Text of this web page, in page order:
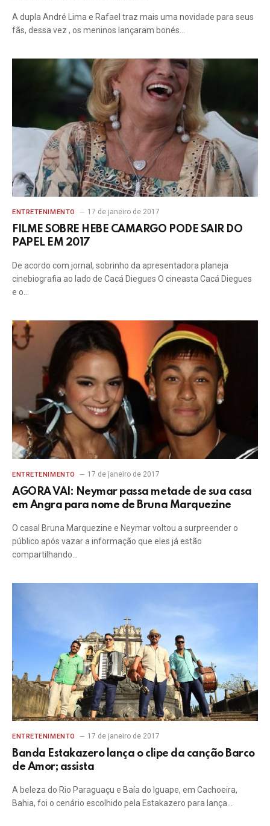
A dupla André Lima e Rafael traz mais uma novidade para seus
fãs, dessa vez , os meninos lançaram bonés…
ENTRETENIMENTO 17 de janeiro de 2017
FILME SOBRE HEBE CAMARGO PODE SAIR DO
PAPEL EM 2017
De acordo com jornal, sobrinho da apresentadora planeja
cinebiografia ao lado de Cacá Diegues O cineasta Cacá Diegues
e o…
ENTRETENIMENTO 17 de janeiro de 2017
AGORA VAI: Neymar passa metade de sua casa
em Angra para nome de Bruna Marquezine
O casal Bruna Marquezine e Neymar voltou a surpreender o
público após vazar a informação que eles já estão
compartilhando…
ENTRETENIMENTO 17 de janeiro de 2017
Banda Estakazero lança o clipe da canção Barco
de Amor; assista
A beleza do Rio Paraguaçu e Baía do Iguape, em Cachoeira,
Bahia, foi o cenário escolhido pela Estakazero para lança…